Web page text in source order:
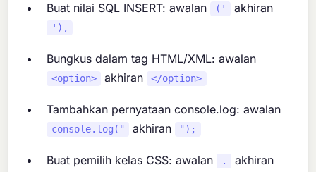
Buat nilai SQL INSERT: awalan (' akhiran
'),
Bungkus dalam tag HTML/XML: awalan
<option> akhiran </option>
Tambahkan pernyataan console.log: awalan
console.log(" akhiran ");
Buat pemilih kelas CSS: awalan . akhiran